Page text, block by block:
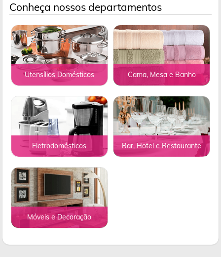
Conheça nossos departamentos
Utensílios Domésticos Cama, Mesa e Banho
Eletrodomésticos Bar, Hotel e Restaurante
Móveis e Decoração